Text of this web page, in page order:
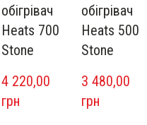
обігрівач
Heats 700
Stone
4 220,00
грн
обігрівач
Heats 500
Stone
3 480,00
грн